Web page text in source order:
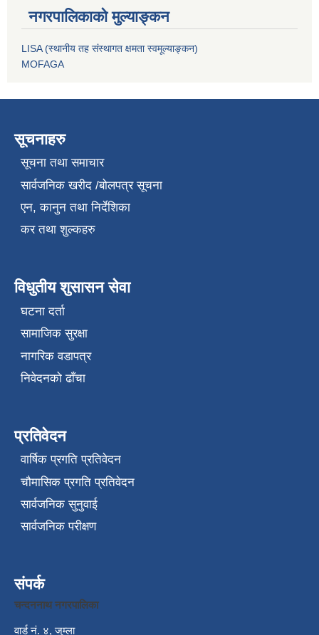
नगरपालिकाको मुल्याङ्कन
LISA (स्थानीय तह संस्थागत क्षमता स्वमूल्याङ्कन)
MOFAGA
सूचनाहरु
सूचना तथा समाचार
सार्वजनिक खरीद /बोलपत्र सूचना
एन, कानुन तथा निर्देशिका
कर तथा शुल्कहरु
विधुतीय शुसासन सेवा
घटना दर्ता
सामाजिक सुरक्षा
नागरिक वडापत्र
निवेदनको ढाँचा
प्रतिवेदन
वार्षिक प्रगति प्रतिवेदन
चौमासिक प्रगति प्रतिवेदन
सार्वजनिक सुनुवाई
सार्वजनिक परीक्षण
संपर्क
चन्दननाथ नगरपालिका
वार्ड नं. ४, जुम्ला